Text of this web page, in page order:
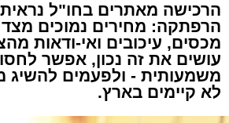
הרכישה מאתרים בחו"ל
הרפתקה: מחירים נמוכים
מכסים, עיכובים ואי-ודאות
עושים את זה נכון, אפשר
משמעותית - ולפעמים להשיג
לא קיימים בארץ.